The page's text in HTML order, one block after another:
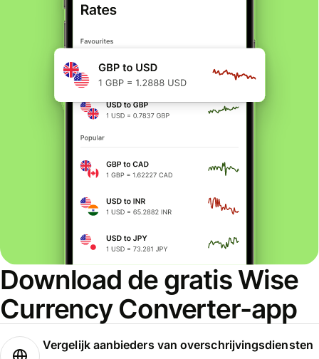
Download de gratis Wise
Currency Converter-app
Vergelijk aanbieders van overschrijvingsdiensten